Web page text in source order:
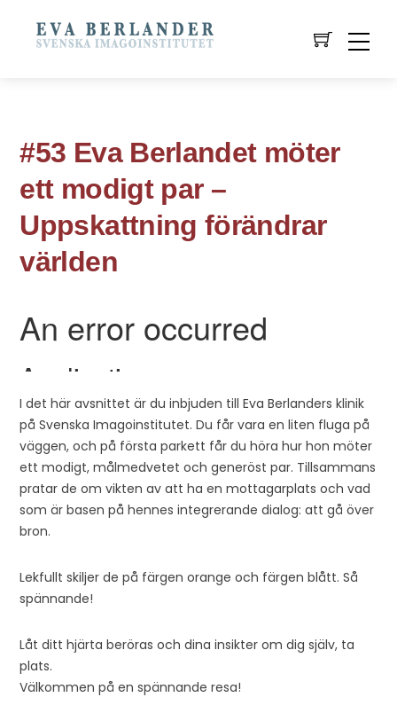
#53 Eva Berlandet möter
ett modigt par –
Uppskattning förändrar
världen
I det här avsnittet är du inbjuden till Eva Berlanders klinik
på Svenska Imagoinstitutet. Du får vara en liten fluga på
väggen, och på första parkett får du höra hur hon möter
ett modigt, målmedvetet och generöst par. Tillsammans
pratar de om vikten av att ha en mottagarplats och vad
som är basen på hennes integrerande dialog: att gå över
bron.
Lekfullt skiljer de på färgen orange och färgen blått. Så
spännande!
Låt ditt hjärta beröras och dina insikter om dig själv, ta
plats.
Välkommen på en spännande resa!